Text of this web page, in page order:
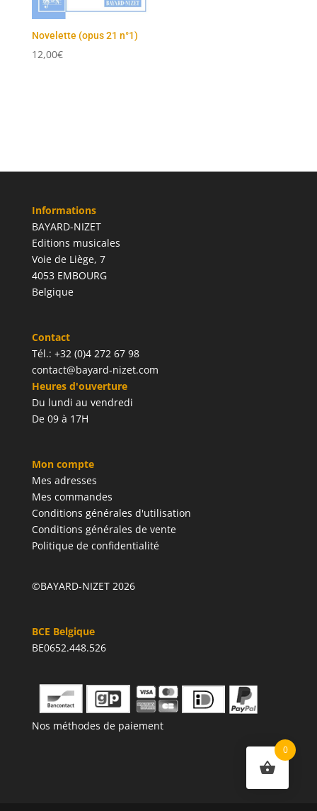
Novelette (opus 21 n°1)
12,00€
Informations
BAYARD-NIZET
Editions musicales
Voie de Liège, 7
4053 EMBOURG
Belgique
Contact
Tél.: +32 (0)4 272 67 98
contact@bayard-nizet.com
Heures d'ouverture
Du lundi au vendredi
De 09 à 17H
Mon compte
Mes adresses
Mes commandes
Conditions générales d'utilisation
Conditions générales de vente
Politique de confidentialité
©BAYARD-NIZET 2026
BCE Belgique
BE0652.448.526
Nos méthodes de paiement
0